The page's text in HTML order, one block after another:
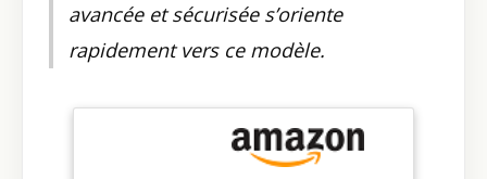
dans l'obscurité
totale, sans aucun
voyant rouge pour
La batterie de
6000mAh offre 25
heures de
avancée et sécurisée s’oriente
rapidement vers ce modèle.